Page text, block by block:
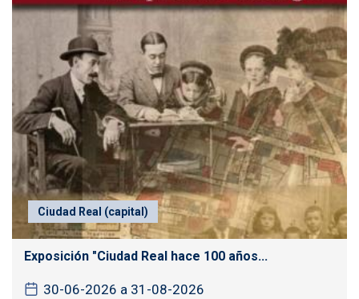
Ciudad Real (capital)
Exposición "Ciudad Real hace 100 años...
30-06-2026 a 31-08-2026